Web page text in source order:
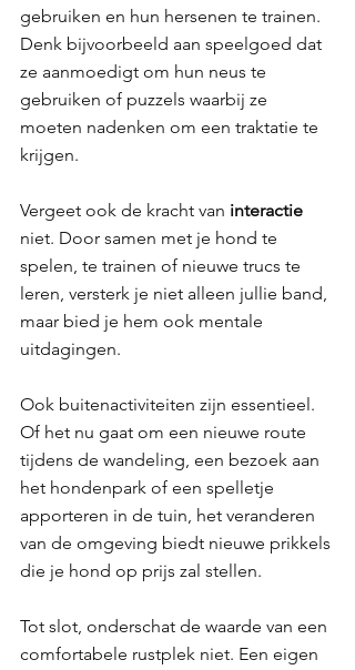
gebruiken en hun hersenen te trainen.
Denk bijvoorbeeld aan speelgoed dat
ze aanmoedigt om hun neus te
gebruiken of puzzels waarbij ze
moeten nadenken om een traktatie te
krijgen.
Vergeet ook de kracht van interactie
niet. Door samen met je hond te
spelen, te trainen of nieuwe trucs te
leren, versterk je niet alleen jullie band,
maar bied je hem ook mentale
uitdagingen.
Ook buitenactiviteiten zijn essentieel.
Of het nu gaat om een nieuwe route
tijdens de wandeling, een bezoek aan
het hondenpark of een spelletje
apporteren in de tuin, het veranderen
van de omgeving biedt nieuwe prikkels
die je hond op prijs zal stellen.
Tot slot, onderschat de waarde van een
comfortabele rustplek niet. Een eigen